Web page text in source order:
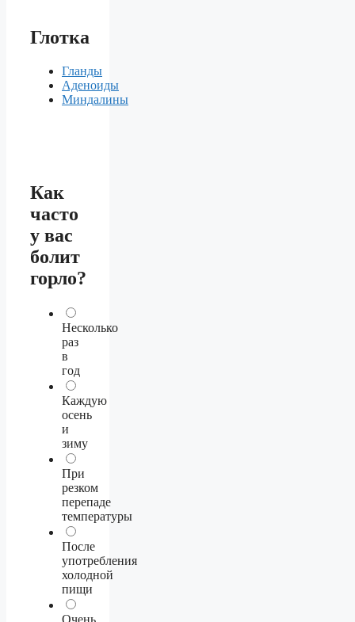
Глотка
Гланды
Аденоиды
Миндалины
Как
часто
у вас
болит
горло?
Несколько
раз
в
год
Каждую
осень
и
зиму
При
резком
перепаде
температуры
После
употребления
холодной
пищи